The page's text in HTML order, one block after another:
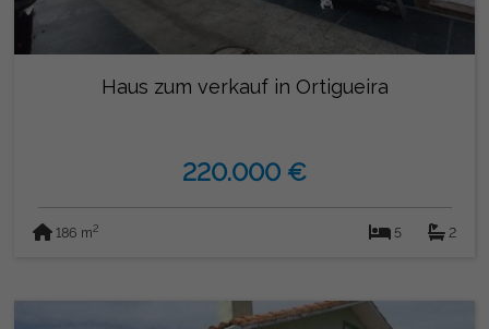
Haus zum verkauf in Ortigueira
220.000 €
186 m2 5 2